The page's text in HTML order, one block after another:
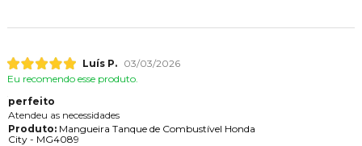
Luís P.
03/03/2026
Eu recomendo esse produto.
perfeito
Atendeu as necessidades
Produto:Mangueira Tanque de Combustível Honda
City - MG4089